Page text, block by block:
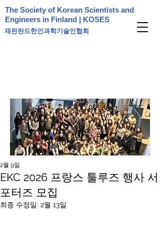
The Society of Korean Scientists and
Engineers in Finland | KOSES
재핀란드한인과학기술인협회
EKC 2026 프랑스 툴루즈 행사 서
포터즈 모집
2월 9일
최종 수정일: 2월 13일